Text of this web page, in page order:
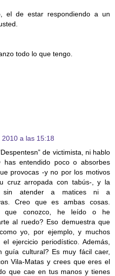
el de estar respondiendo a un
todo lo que tengo.
a las 15:18
de victimista, ni hablo
entendido poco o absorbes
provocas -y no por los motivos
cruz arropada con tabús-, y la
sin atender a matices ni a
Creo que es ambas cosas.
que conozco, he leído o he
al ruedo? Eso demuestra que
yo, por ejemplo, y muchos
ejercicio periodístico. Además,
guía cultural? Es muy fácil caer,
Vila-Matas y crees que eres el
que cae en tus manos y tienes